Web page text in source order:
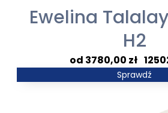
Ewelina
H2
3780,00 zł
Zakres
Sprawdź